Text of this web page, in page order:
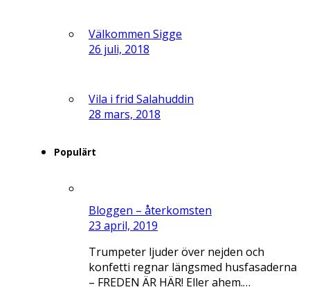
Välkommen Sigge
26 juli, 2018
Vila i frid Salahuddin
28 mars, 2018
Populärt
Bloggen – återkomsten
23 april, 2019
Trumpeter ljuder över nejden och
konfetti regnar längsmed husfasaderna
– FREDEN ÄR HÄR! Eller ahem.…